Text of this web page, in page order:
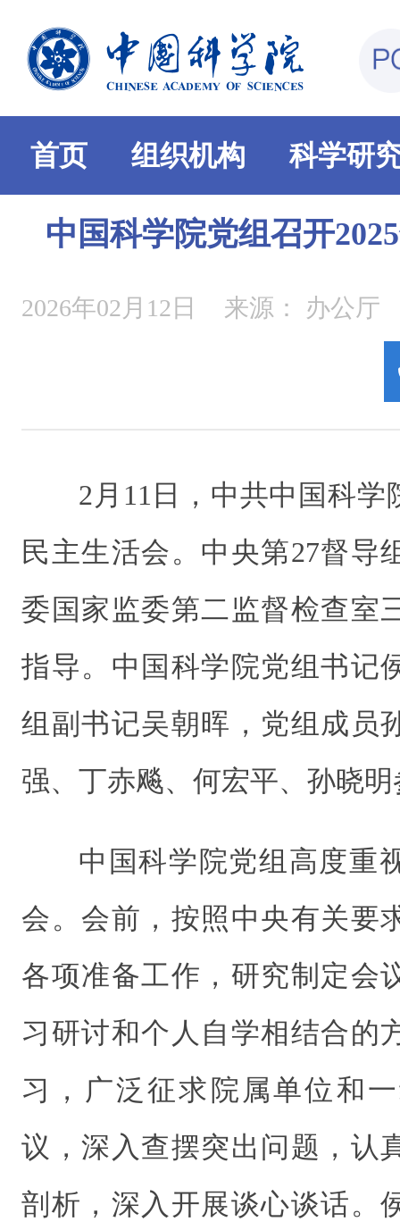
首页 组织机构 科学研
中国科学院党组召开
2026年02月12日 来源： 办公厅
2月11日，中共中国科学
民主生活会。中央第27督导
委国家监委第二监督检查室
指导。中国科学院党组书记
组副书记吴朝晖，党组成员
强、丁赤飚、何宏平、孙晓
中国科学院党组高度重
会。会前，按照中央有关要
各项准备工作，研究制定会
习研讨和个人自学相结合的
习，广泛征求院属单位和
议，深入查摆突出问题，认
剖析，深入开展谈心谈话。